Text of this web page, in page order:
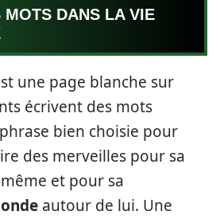
MOTS DANS LA VIE
une page blanche sur
écrivent des mots
bien choisie pour
des merveilles pour sa
et pour sa
autour de lui. Une